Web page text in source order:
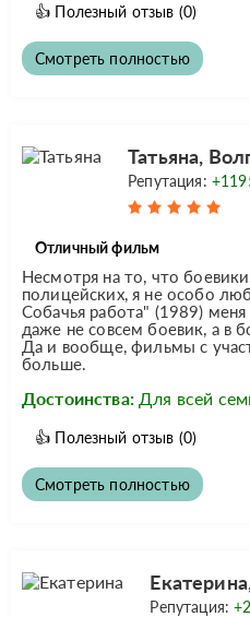
👍 Полезный отзыв (0)
Смотреть полностью
Татьяна,
Репутация:
Отличный фильм
Несмотря на то, что
полицейских, я не особо
Собачья работа" (1989)
даже не совсем боевик, а в
Да и вообще, фильмы с
больше.
Достоинства: Для всей
👍 Полезный отзыв (0)
Смотреть полностью
Репутация: